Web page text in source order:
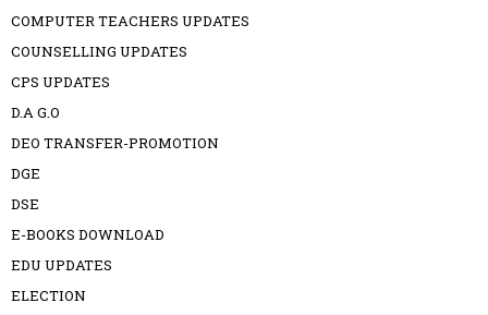
COMPUTER TEACHERS UPDATES
COUNSELLING UPDATES
CPS UPDATES
D.A G.O
DEO TRANSFER-PROMOTION
DGE
DSE
E-BOOKS DOWNLOAD
EDU UPDATES
ELECTION